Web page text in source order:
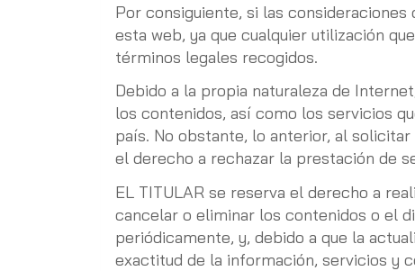
Por consiguiente, si las
esta web, ya que cualquier utilización
términos legales recogidos.
Debido a la propia naturaleza de
los contenidos, así como los servicios
país. No obstante, lo anterior, al
el derecho a rechazar la prestación de
EL TITULAR se reserva el derecho a
cancelar o eliminar los contenidos o el
periódicamente, y, debido a que la
exactitud de la información, servicios y